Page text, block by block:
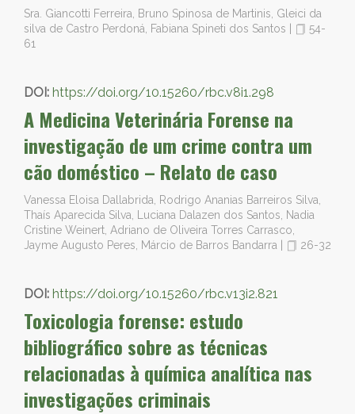
Sra. Giancotti Ferreira, Bruno Spinosa de Martinis, Gleici da
silva de Castro Perdoná, Fabiana Spineti dos Santos
54-
61
DOI: https://doi.org/10.15260/rbc.v8i1.298
A Medicina Veterinária Forense na
investigação de um crime contra um
cão doméstico – Relato de caso
Vanessa Eloisa Dallabrida, Rodrigo Ananias Barreiros Silva,
Thaís Aparecida Silva, Luciana Dalazen dos Santos, Nadia
Cristine Weinert, Adriano de Oliveira Torres Carrasco,
Jayme Augusto Peres, Márcio de Barros Bandarra
26-32
DOI: https://doi.org/10.15260/rbc.v13i2.821
Toxicologia forense: estudo
bibliográfico sobre as técnicas
relacionadas à química analítica nas
investigações criminais